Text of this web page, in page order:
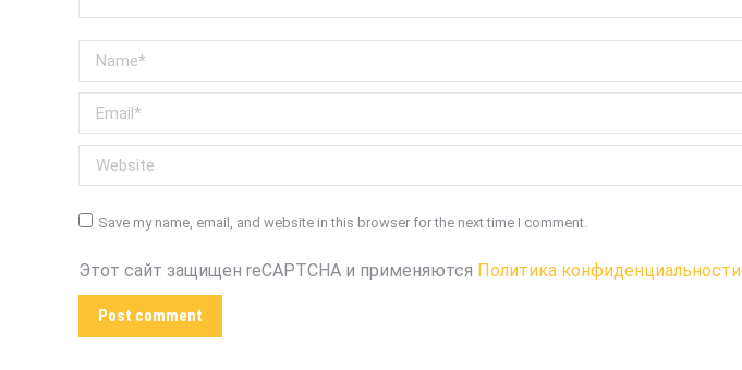
Name *
Email *
Website
Save my name, email, and website in this browser for the next time I comment.
Этот сайт защищен reCAPTCHA и применяются Политика конфиденциальности
Post comment